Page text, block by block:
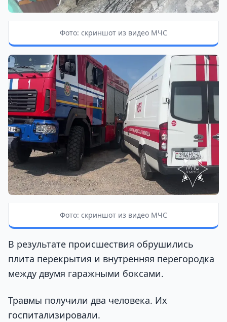
Фото: скриншот из видео МЧС
Фото: скриншот из видео МЧС
В результате происшествия обрушились
плита перекрытия и внутренняя перегородка
между двумя гаражными боксами.
Травмы получили два человека. Их
госпитализировали.